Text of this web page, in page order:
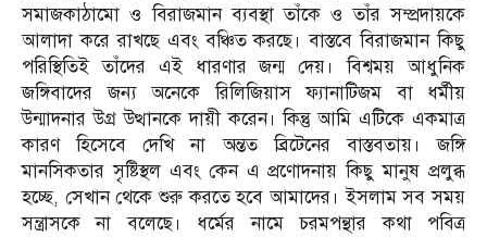
সমাজকাঠামো ও বিরাজমান ব্যবস্থা তাঁকে ও তাঁর সম্প্রদায়কে
আলাদা করে রাখছে এবং বঞ্চিত করছে। বাস্তবে বিরাজমান কিছু
পরিস্থিতিই তাঁদের এই ধারণার জন্ম দেয়। বিশ্বময় আধুনিক
জঙ্গিবাদের জন্য অনেকে রিলিজিয়াস ফ্যানাটিজম বা ধর্মীয়
উন্মাদনার উগ্র উত্থানকে দায়ী করেন। কিন্তু আমি এটিকে একমাত্র
কারণ হিসেবে দেখি না অন্তত ব্রিটেনের বাস্তবতায়। জঙ্গি
মানসিকতার সৃষ্টিস্থল এবং কেন এ প্রণোদনায় কিছু মানুষ প্রলুব্ধ
হচ্ছে, সেখান থেকে শুরু করতে হবে আমাদের। ইসলাম সব সময়
সন্ত্রাসকে না বলেছে। ধর্মের নামে চরমপন্থার কথা পবিত্র